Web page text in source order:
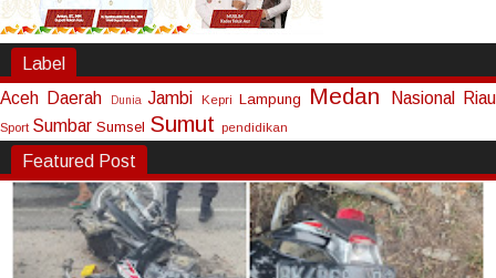
Label
Aceh Daerah Dunia Jambi Kepri Lampung Medan Nasional Riau
Sport Sumbar Sumsel Sumut pendidikan
Featured Post